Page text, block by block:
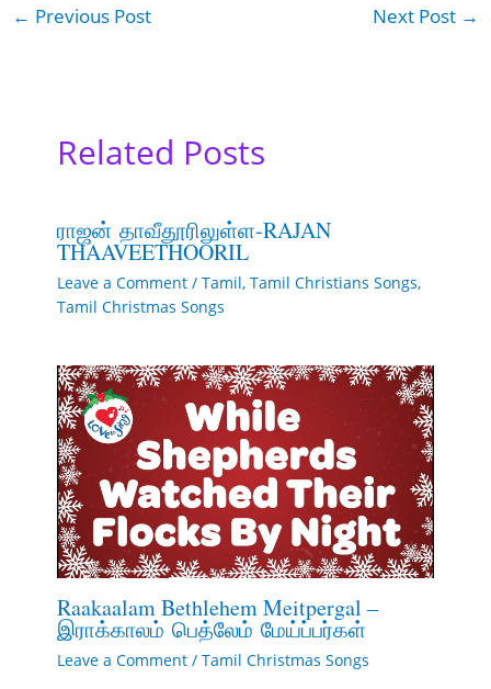
← Previous Post Next Post →
Related Posts
ராஜன் தாவீதூரிலுள்ள-RAJAN
THAAVEETHOORIL
Leave a Comment / Tamil, Tamil Christians Songs,
Tamil Christmas Songs
Raakaalam Bethlehem Meitpergal –
இராக்காலம் பெத்லேம் மேய்ப்பர்கள்
Leave a Comment / Tamil Christmas Songs